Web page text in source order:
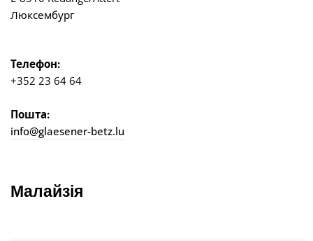
Люксембург
Телефон:
+352 23 64 64
Пошта:
info@glaesener-betz.lu
Малайзія